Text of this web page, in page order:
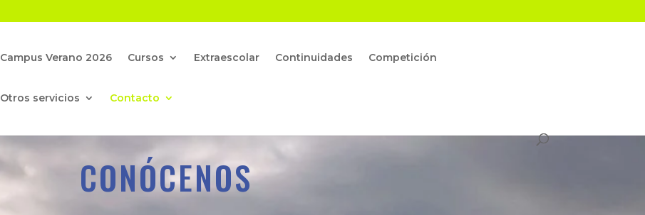
Campus Verano 2026 Cursos Extraescolar Continuidades Competición
Otros servicios Contacto
CONÓCENOS